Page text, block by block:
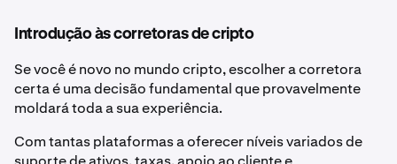
Introdução às corretoras de cripto
Se você é novo no mundo cripto, escolher a corretora
certa é uma decisão fundamental que provavelmente
moldará toda a sua experiência.
Com tantas plataformas a oferecer níveis variados de